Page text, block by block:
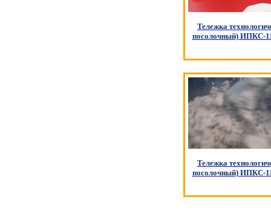
Тележка
посолочный) ИПКС-
Тележка
посолочный) ИПКС-